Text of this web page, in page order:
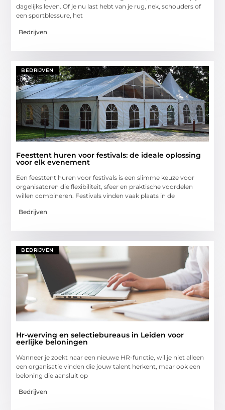
dagelijks leven. Of je nu last hebt van je rug, nek, schouders of
een sportblessure, het
Bedrijven
BEDRIJVEN
Feesttent huren voor festivals: de ideale oplossing
voor elk evenement
Een feesttent huren voor festivals is een slimme keuze voor
organisatoren die flexibiliteit, sfeer en praktische voordelen
willen combineren. Festivals vinden vaak plaats in de
Bedrijven
BEDRIJVEN
Hr-werving en selectiebureaus in Leiden voor
eerlijke beloningen
Wanneer je zoekt naar een nieuwe HR-functie, wil je niet alleen
een organisatie vinden die jouw talent herkent, maar ook een
beloning die aansluit op
Bedrijven